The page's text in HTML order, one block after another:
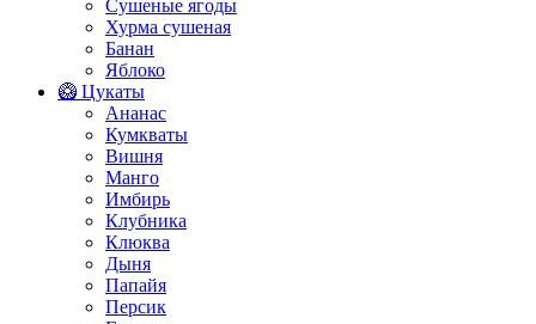
Сушеные ягоды
Хурма сушеная
Банан
Яблоко
🥝 Цукаты
Ананас
Кумкваты
Вишня
Манго
Имбирь
Клубника
Клюква
Дыня
Папайя
Персик